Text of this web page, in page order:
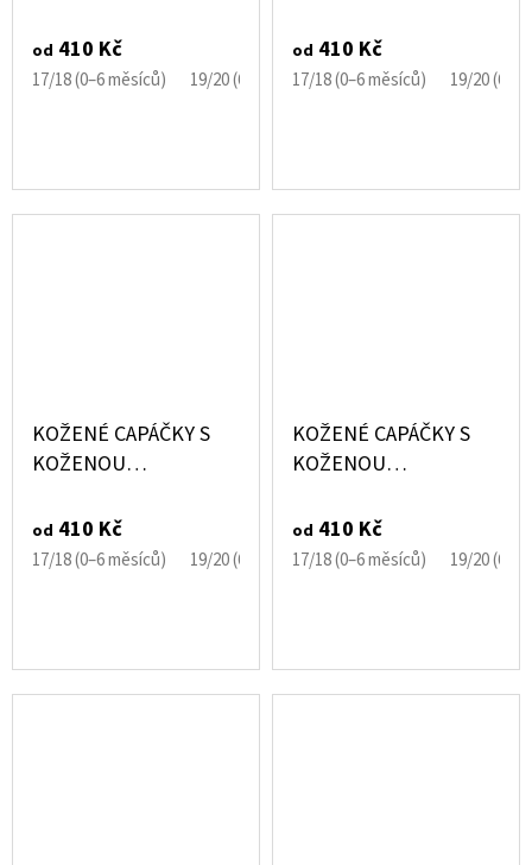
PERFOROVANÉ HNĚDÉ
EBOOBA
od 410 Kč
17/18 (0–6 měsíců) 19/20 (6–12 měsíců) 21/22 (12–18 měsíců)
PERFOROVANÉ ŠEDÉ
EBOOBA
od 410 Kč
17/18 (0–6 měsíců) 19/20
KOŽENÉ CAPÁČKY S
KOŽENOU
ČERNÁ EBOOBA
od 410 Kč
17/18 (0–6 měsíců) 19/20 (6–12 měsíců) 21/22 (12–18 měsíců)
KOŽENÉ CAPÁČKY S
KOŽENOU
ČERNOHNĚDÉ
EBOOBA
od 410 Kč
17/18 (0–6 měsíců) 19/20